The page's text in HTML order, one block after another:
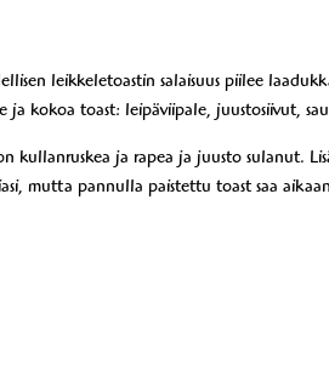
leikkeletoastin salaisuus piilee
kokoa toast: leipäviipale, juustosiivut,
ja rapea ja juusto sulanut.
mutta pannulla paistettu toast saa